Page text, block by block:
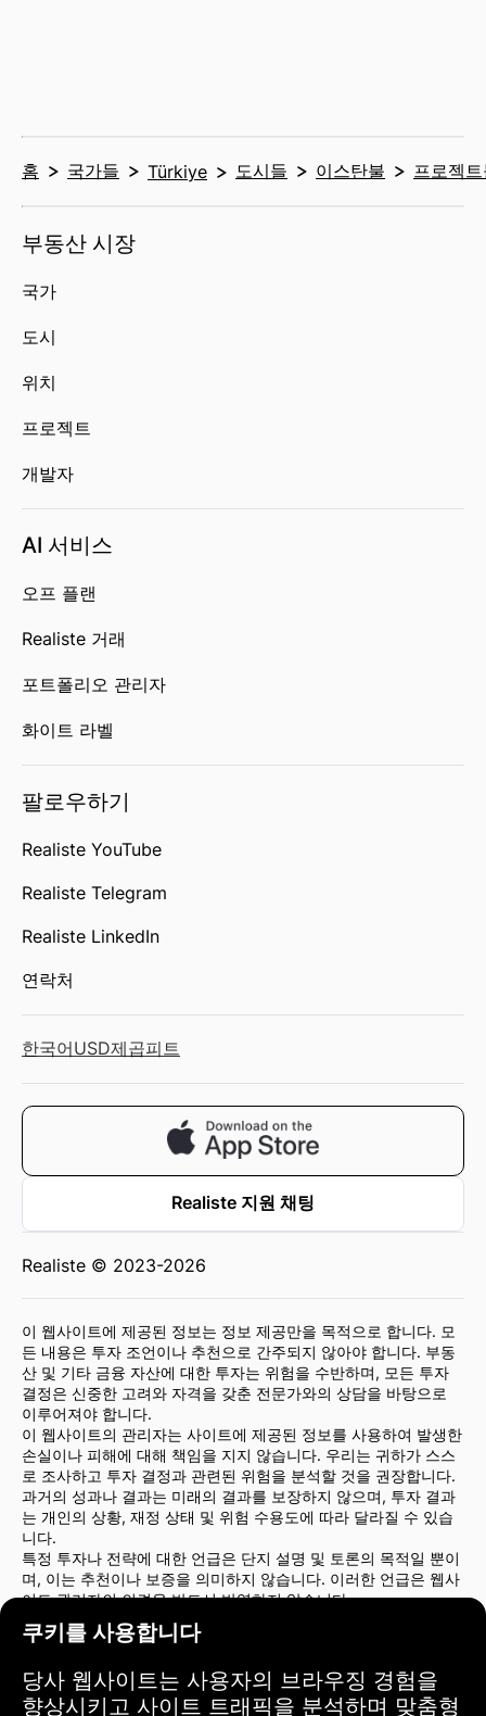
쿠키를 사용합니다
당사 웹사이트는 사용자의 브라우징 경험을
향상시키고 사이트 트래픽을 분석하며 맞춤형
홈 국가들 Türkiye 도시들 이스탄불 프로젝
부동산 시장
국가
도시
위치
프로젝트
개발자
AI 서비스
오프 플랜
Realiste 거래
포트폴리오 관리자
화이트 라벨
팔로우하기
Realiste YouTube
Realiste Telegram
Realiste LinkedIn
연락처
한국어USD제곱피트
Realiste 지원 채팅
Realiste © 2023-2026
이 웹사이트에 제공된 정보는 정보 제공만을 목적으로 합니다. 모
든 내용은 투자 조언이나 추천으로 간주되지 않아야 합니다. 부동
산 및 기타 금융 자산에 대한 투자는 위험을 수반하며, 모든 투자
결정은 신중한 고려와 자격을 갖춘 전문가와의 상담을 바탕으로
이루어져야 합니다.
이 웹사이트의 관리자는 사이트에 제공된 정보를 사용하여 발생한
손실이나 피해에 대해 책임을 지지 않습니다. 우리는 귀하가 스스
로 조사하고 투자 결정과 관련된 위험을 분석할 것을 권장합니다.
과거의 성과나 결과는 미래의 결과를 보장하지 않으며, 투자 결과
는 개인의 상황, 재정 상태 및 위험 수용도에 따라 달라질 수 있습
니다.
특정 투자나 전략에 대한 언급은 단지 설명 및 토론의 목적일 뿐이
며, 이는 추천이나 보증을 의미하지 않습니다. 이러한 언급은 웹사
이트 관리자의 의견을 반드시 반영하지 않습니다.
투자 결정을 내리기 전에 금융 고문이나 법률 전문가와 상담할 것
을 강력히 권장합니다. 귀하의 투자 행동과 그에 따른 위험에 대해
이 웹사이트를 사용함으로써 귀하는 웹사이트 관리자가 사이트에
서 제공된 정보를 사용하여 발생한 직간접적인 손실이나 피해에